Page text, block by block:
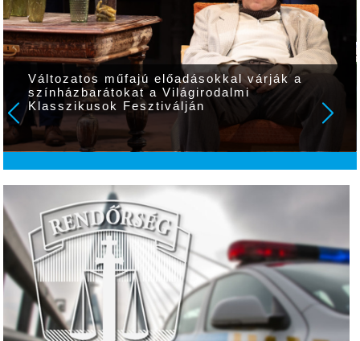
Változatos műfajú előadásokkal várják a
színházbarátokat a Világirodalmi
Klasszikusok Fesztiválján